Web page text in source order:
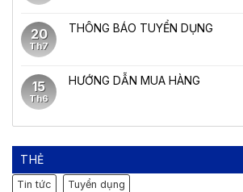
20
Th7
THÔNG BÁO TUYỂN DỤNG
15
Th6
HƯỚNG DẪN MUA HÀNG
THẺ
Tin tức Tuyển dụng